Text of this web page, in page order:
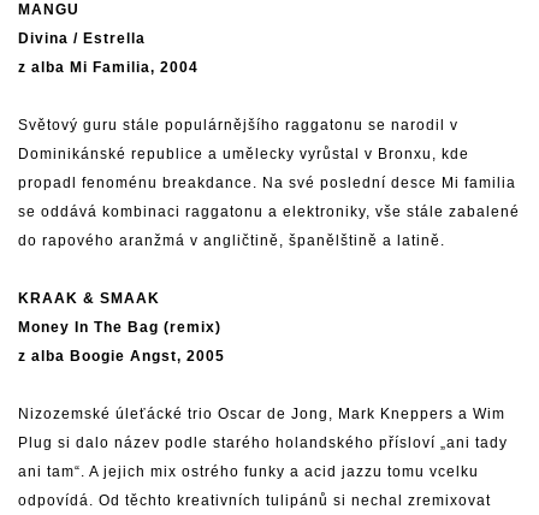
MANGU
Divina / Estrella
z alba Mi Familia, 2004
Světový guru stále populárnějšího raggatonu se narodil v
Dominikánské republice a umělecky vyrůstal v Bronxu, kde
propadl fenoménu breakdance. Na své poslední desce Mi familia
se oddává kombinaci raggatonu a elektroniky, vše stále zabalené
do rapového aranžmá v angličtině, španělštině a latině.
KRAAK & SMAAK
Money In The Bag (remix)
z alba Boogie Angst, 2005
Nizozemské úleťácké trio Oscar de Jong, Mark Kneppers a Wim
Plug si dalo název podle starého holandského přísloví „ani tady
ani tam“. A jejich mix ostrého funky a acid jazzu tomu vcelku
odpovídá. Od těchto kreativních tulipánů si nechal zremixovat